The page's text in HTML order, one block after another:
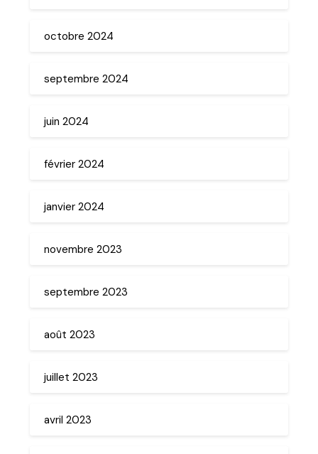
octobre 2024
septembre 2024
juin 2024
février 2024
janvier 2024
novembre 2023
septembre 2023
août 2023
juillet 2023
avril 2023